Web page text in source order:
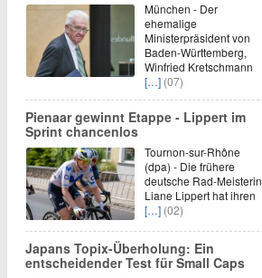
München - Der
ehemalige
Ministerpräsident von
Baden-Württemberg,
Winfried Kretschmann
[…] (07)
Pienaar gewinnt Etappe - Lippert im
Sprint chancenlos
Tournon-sur-Rhône
(dpa) - Die frühere
deutsche Rad-Meisterin
Liane Lippert hat ihren
[…] (02)
Japans Topix-Überholung: Ein
entscheidender Test für Small Caps